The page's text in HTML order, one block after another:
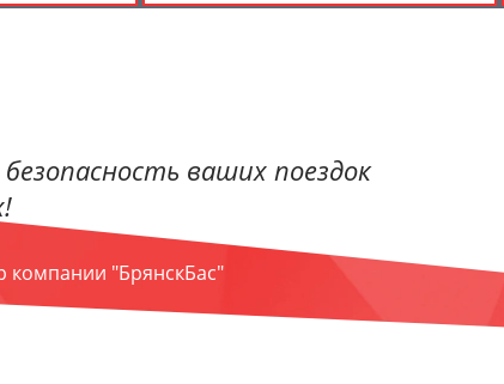
ваших поездок
компании "БрянскБас"